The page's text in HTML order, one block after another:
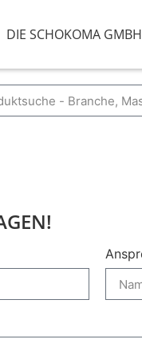
DIE SCHOKOMA GMBH